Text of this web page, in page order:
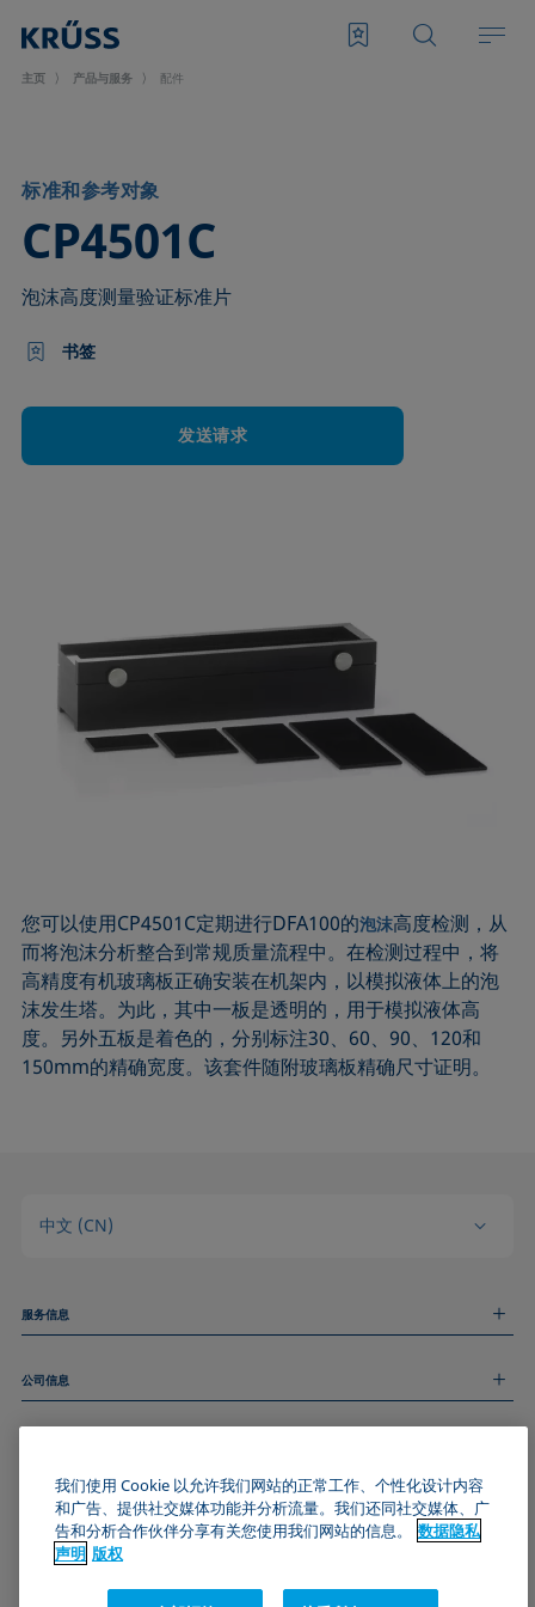
主页 产品与服务 配件
标准和参考对象
CP4501C
–
泡沫高度测量验证标准片
书签
发送请求
您可以使用CP4501C定期进行DFA100的泡沫高度检测，从
而将泡沫分析整合到常规质量流程中。在检测过程中，将
高精度有机玻璃板正确安装在机架内，以模拟液体上的泡
沫发生塔。为此，其中一板是透明的，用于模拟液体高
度。另外五板是着色的，分别标注30、60、90、120和
150mm的精确宽度。该套件随附玻璃板精确尺寸证明。
中文 (CN)
服务信息
技术服务
和我们取得联系
公司信息
关于我们
数据隐私声明
Cookie政策
加入KRÜSS社区
我们使用 Cookie 以允许我们网站的正常工作、个性化设计内容
和广告、提供社交媒体功能并分析流量。我们还同社交媒体、广
告和分析合作伙伴分享有关您使用我们网站的信息。
数据隐私
声明 版权